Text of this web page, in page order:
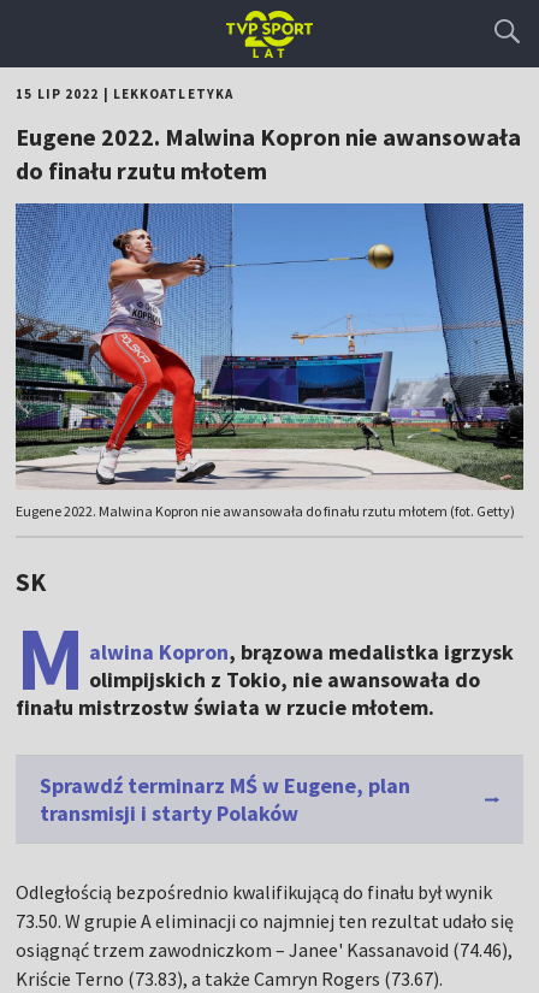
15 LIP 2022 LEKKOATLETYKA
Eugene 2022. Malwina Kopron nie awansowała
do finału rzutu młotem
Eugene 2022. Malwina Kopron nie awansowała do finału rzutu młotem (fot. Getty)
SK
M alwina Kopron, brązowa medalistka igrzysk
olimpijskich z Tokio, nie awansowała do
finału mistrzostw świata w rzucie młotem.
Sprawdź terminarz MŚ w Eugene, plan
transmisji i starty Polaków
Odległością bezpośrednio kwalifikującą do finału był wynik
73.50. W grupie A eliminacji co najmniej ten rezultat udało się
osiągnąć trzem zawodniczkom – Janee' Kassanavoid (74.46),
Kriście Terno (73.83), a także Camryn Rogers (73.67).